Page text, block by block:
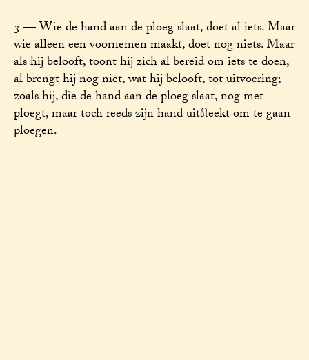
3 — Wie de hand aan de ploeg slaat, doet al iets. Maar
wie alleen een voornemen maakt, doet nog niets. Maar
als hij belooft, toont hij zich al bereid om iets te doen,
al brengt hij nog niet, wat hij belooft, tot uitvoering;
zoals hij, die de hand aan de ploeg slaat, nog met
ploegt, maar toch reeds zijn hand uitsteekt om te gaan
ploegen.